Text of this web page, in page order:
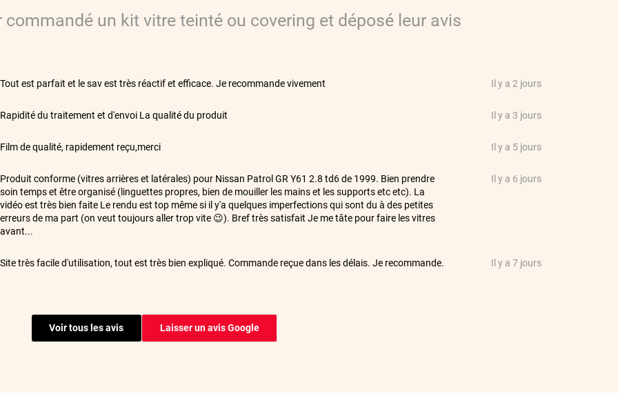
commandé un kit vitre teinté ou covering et déposé leur avis
Tout est parfait et le sav est très réactif et efficace. Je recommande vivement Il y a 2 jours
Rapidité du traitement et d'envoi La qualité du produit Il y a 3 jours
Film de qualité, rapidement reçu,merci Il y a 5 jours
Produit conforme (vitres arrières et latérales) pour Nissan Patrol GR Y61 2.8 td6 de 1999. Bien prendre
soin temps et être organisé (linguettes propres, bien de mouiller les mains et les supports etc etc). La
vidéo est très bien faite Le rendu est top même si il y'a quelques imperfections qui sont du à des petites
erreurs de ma part (on veut toujours aller trop vite 😉). Bref très satisfait Je me tâte pour faire les vitres
avant...
Il y a 6 jours
Site très facile d'utilisation, tout est très bien expliqué. Commande reçue dans les délais. Je recommande.
Il y a 7 jours
Voir tous les avis Laisser un avis Google